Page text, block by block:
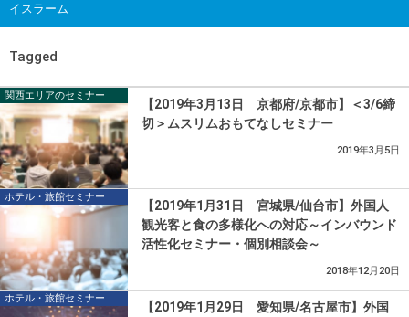
イスラーム
Tagged
関西エリアのセミナー
【2019年3月13日 京都府/京都市】＜3/6締
切＞ムスリムおもてなしセミナー
2019年3月5日
ホテル・旅館セミナー
【2019年1月31日 宮城県/仙台市】外国人
観光客と食の多様化への対応～インバウンド
活性化セミナー・個別相談会～
2018年12月20日
ホテル・旅館セミナー
【2019年1月29日 愛知県/名古屋市】外国